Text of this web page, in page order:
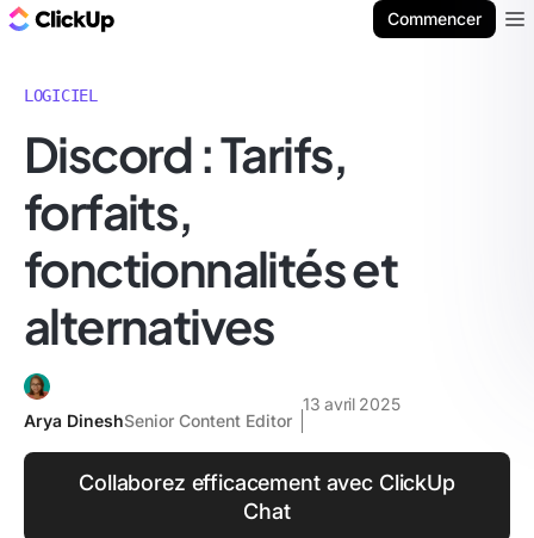
Commencer
LOGICIEL
Discord : Tarifs,
forfaits,
fonctionnalités et
alternatives
Arya DineshSenior Content Editor
13 avril 2025
Collaborez efficacement avec ClickUp
Chat